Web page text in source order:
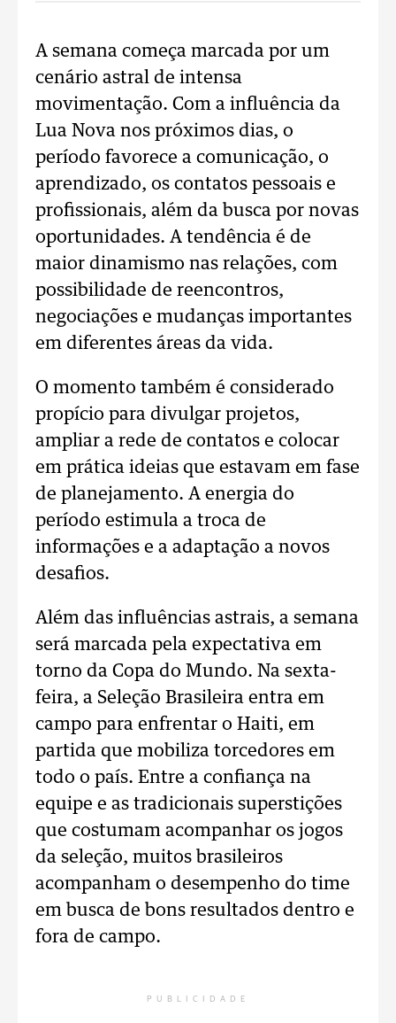
A semana começa marcada por um
cenário astral de intensa
movimentação. Com a influência da
Lua Nova nos próximos dias, o
período favorece a comunicação, o
aprendizado, os contatos pessoais e
profissionais, além da busca por novas
oportunidades. A tendência é de
maior dinamismo nas relações, com
possibilidade de reencontros,
negociações e mudanças importantes
em diferentes áreas da vida.
O momento também é considerado
propício para divulgar projetos,
ampliar a rede de contatos e colocar
em prática ideias que estavam em fase
de planejamento. A energia do
período estimula a troca de
informações e a adaptação a novos
desafios.
Além das influências astrais, a semana
será marcada pela expectativa em
torno da Copa do Mundo. Na sexta-
feira, a Seleção Brasileira entra em
campo para enfrentar o Haiti, em
partida que mobiliza torcedores em
todo o país. Entre a confiança na
equipe e as tradicionais superstições
que costumam acompanhar os jogos
da seleção, muitos brasileiros
acompanham o desempenho do time
em busca de bons resultados dentro e
fora de campo.
PUBLICIDADE